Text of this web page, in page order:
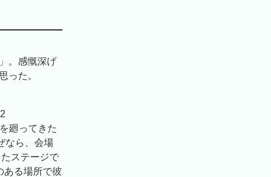
。感慨深げ
った。
廻ってきた
なら、会場
ステージで
ある場所で彼